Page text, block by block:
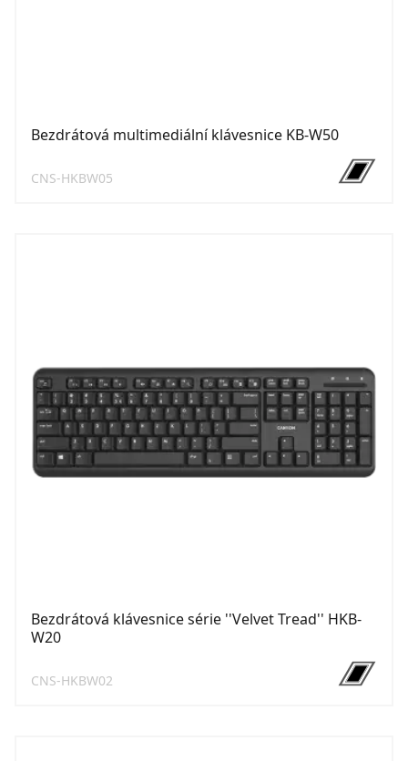
Bezdrátová multimediální klávesnice KB-W50
CNS-HKBW05
Bezdrátová klávesnice série ''Velvet Tread'' HKB-
W20
CNS-HKBW02